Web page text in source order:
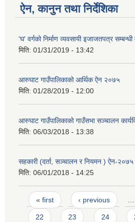
ऐन, कानुन तथा निर्देशिका
'घ' वर्गको निर्माण व्यवसायी इजाजतपत्र सम्बन्धी
मिति: 01/31/2019 - 13:42
आरुघाट गाउँपालिकाको आर्थिक ऐन २०७५
मिति: 01/28/2019 - 12:00
आरुघाट गाउँपालिकाको गाउँसभा सञ्चालन
मिति: 06/03/2018 - 13:38
सहकारी (दर्ता, सञ्चालन र नियमन ) ऐन-२०७५
मिति: 06/01/2018 - 14:25
Pages
« first ‹ previous …
22 23 24